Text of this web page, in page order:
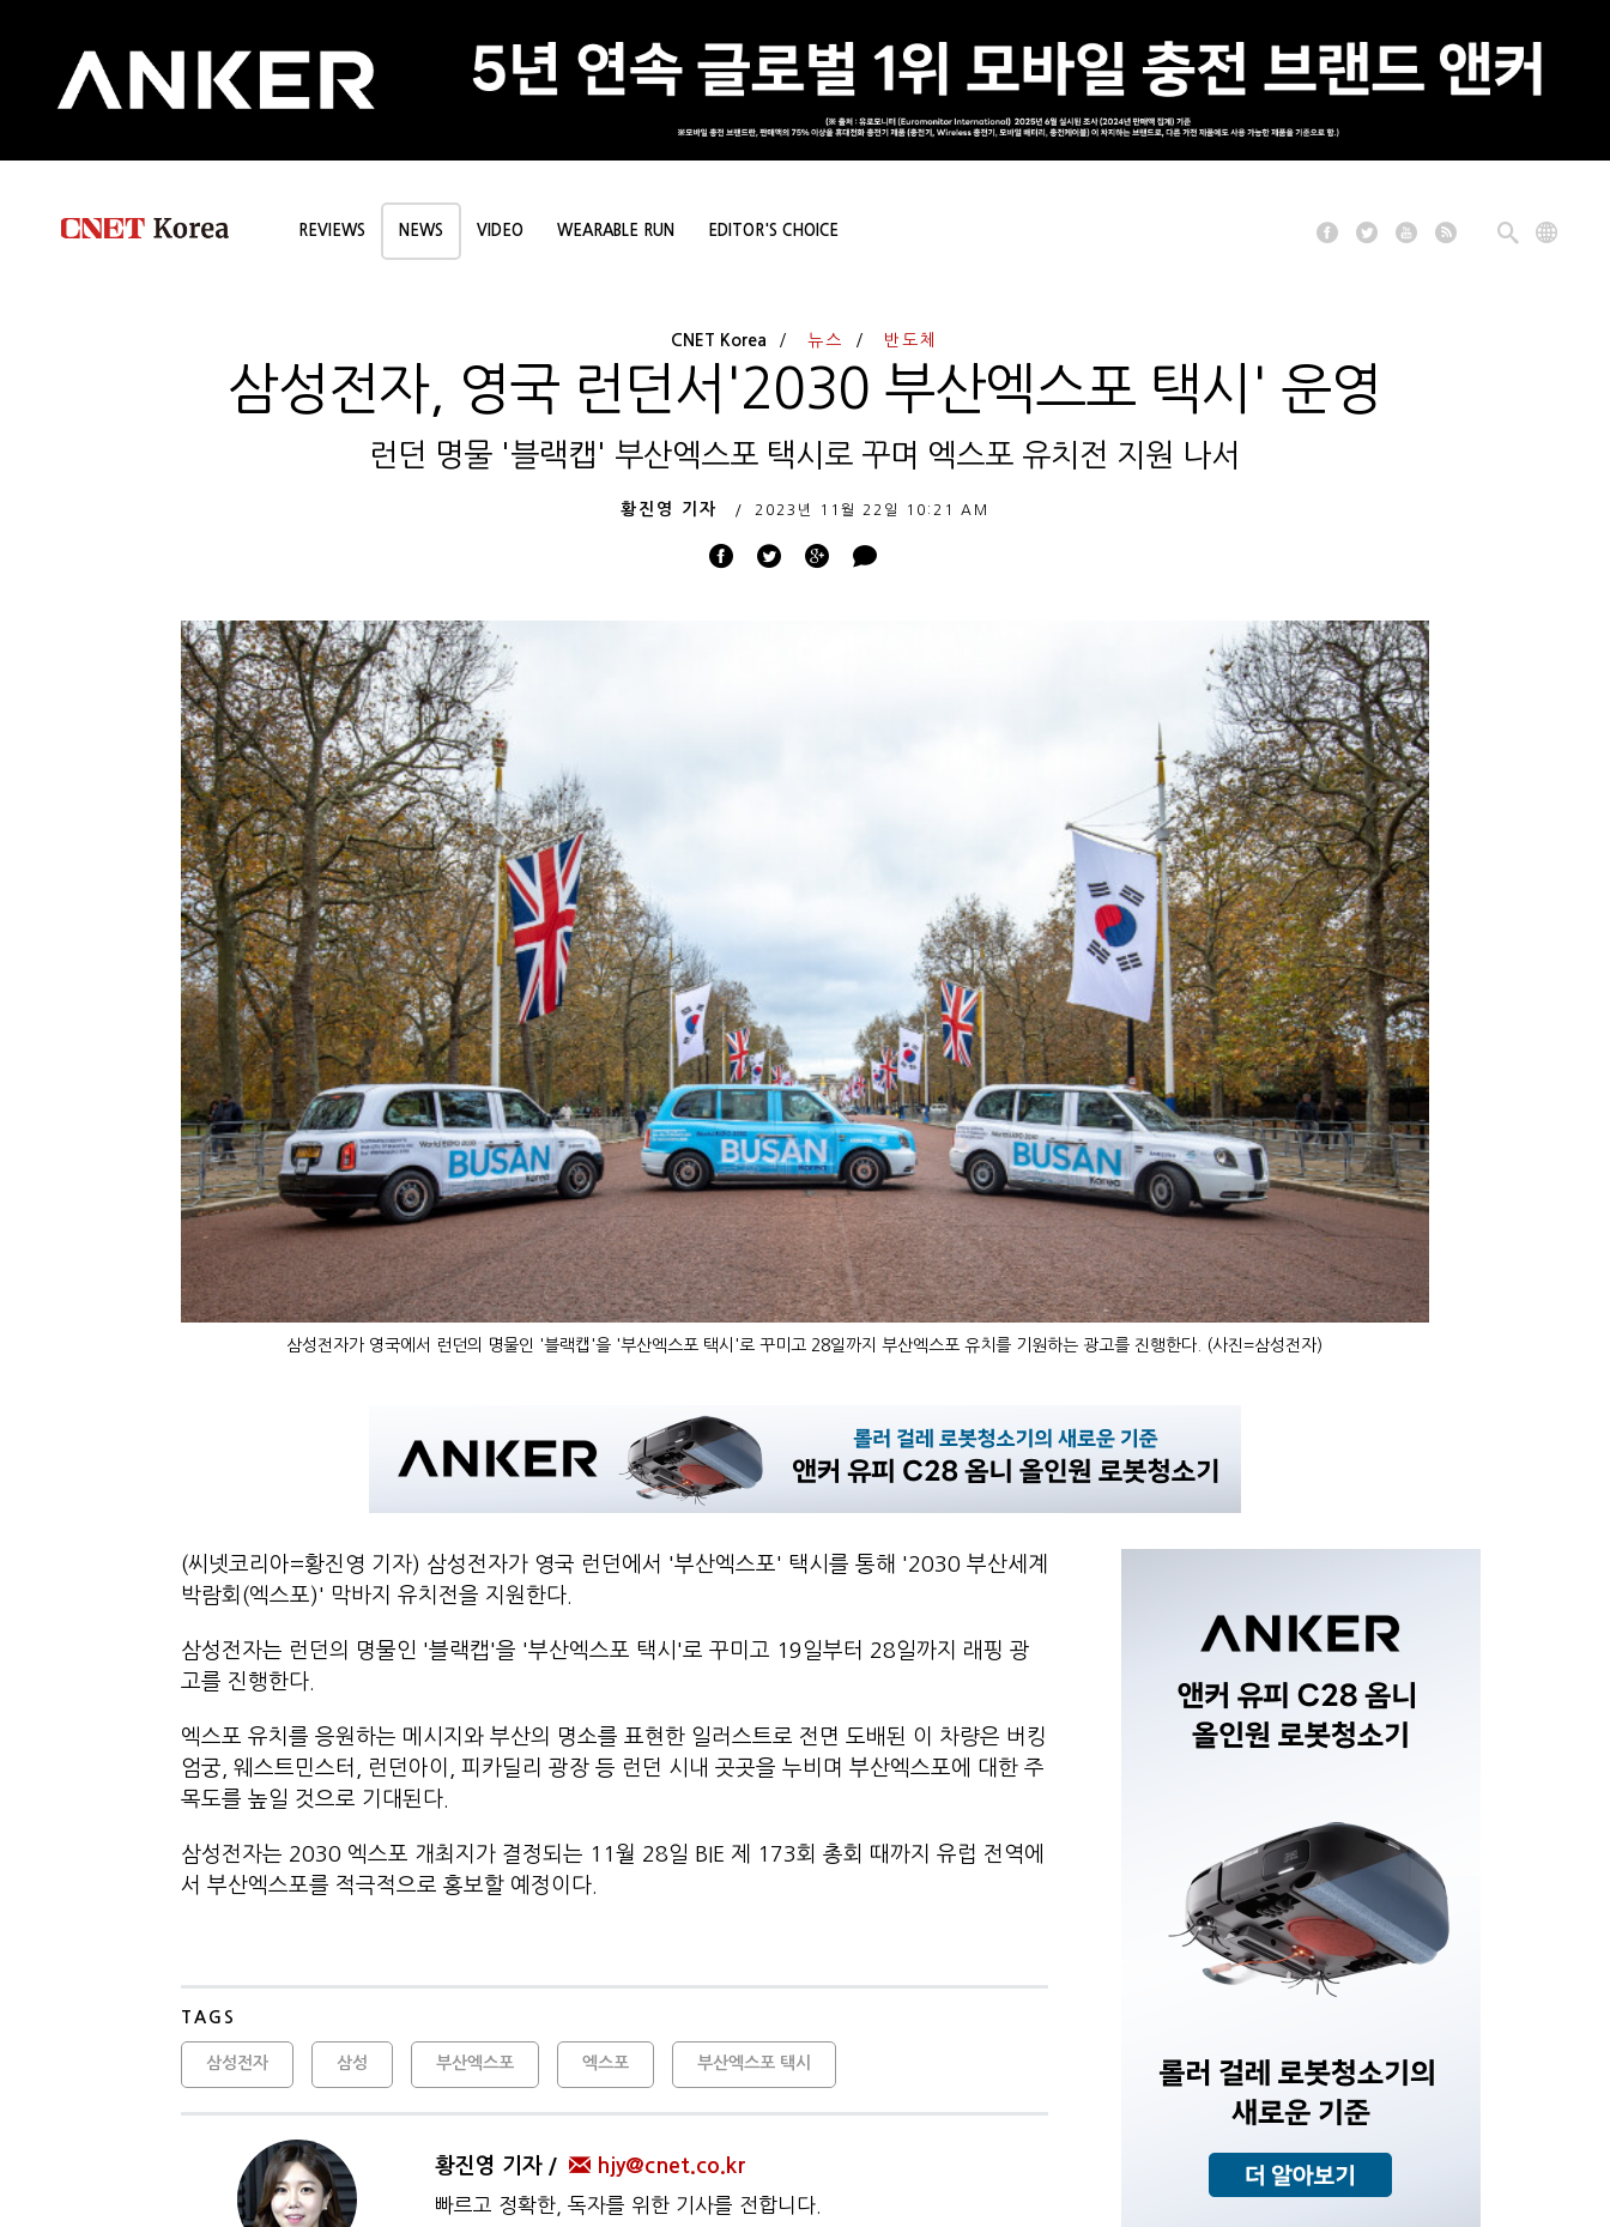
REVIEWS NEWS VIDEO WEARABLE RUN EDITOR'S CHOICE
CNET Korea 뉴스 반도체
삼성전자, 영국 런던서'2030 부산엑스포 택시' 운영
런던 명물 '블랙캡' 부산엑스포 택시로 꾸며 엑스포 유치전 지원 나서
황진영 기자 2023년 11월 22일 10:21 AM
삼성전자가 영국에서 런던의 명물인 '블랙캡'을 '부산엑스포 택시'로 꾸미고 28일까지 부산엑스포 유치를 기원하는 광고를 진행한다. (사진=삼성전자)
(씨넷코리아=황진영 기자) 삼성전자가 영국 런던에서 '부산엑스포' 택시를 통해 '2030 부산세계
박람회(엑스포)' 막바지 유치전을 지원한다.
삼성전자는 런던의 명물인 '블랙캡'을 '부산엑스포 택시'로 꾸미고 19일부터 28일까지 래핑 광
고를 진행한다.
엑스포 유치를 응원하는 메시지와 부산의 명소를 표현한 일러스트로 전면 도배된 이 차량은 버킹
엄궁, 웨스트민스터, 런던아이, 피카딜리 광장 등 런던 시내 곳곳을 누비며 부산엑스포에 대한 주
목도를 높일 것으로 기대된다.
삼성전자는 2030 엑스포 개최지가 결정되는 11월 28일 BIE 제 173회 총회 때까지 유럽 전역에
서 부산엑스포를 적극적으로 홍보할 예정이다.
TAGS
삼성전자 삼성 부산엑스포 엑스포 부산엑스포 택시
황진영 기자 hjy@cnet.co.kr
빠르고 정확한, 독자를 위한 기사를 전합니다.